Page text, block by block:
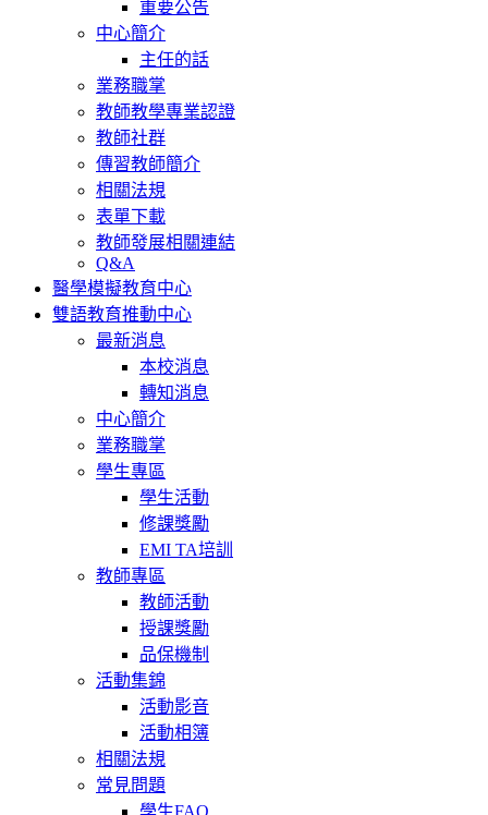
重要公告
中心簡介
主任的話
業務職掌
教師教學專業認證
教師社群
傳習教師簡介
相關法規
表單下載
教師發展相關連結
Q&A
醫學模擬教育中心
雙語教育推動中心
最新消息
本校消息
轉知消息
中心簡介
業務職掌
學生專區
學生活動
修課獎勵
EMI TA培訓
教師專區
教師活動
授課獎勵
品保機制
活動集錦
活動影音
活動相簿
相關法規
常見問題
學生FAQ